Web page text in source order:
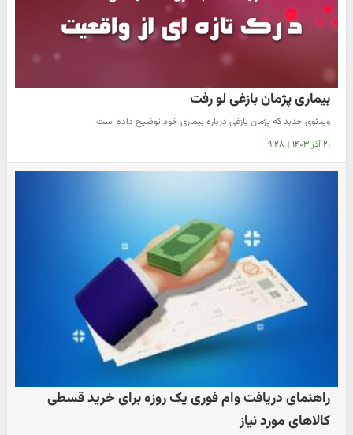
بیماری پژمان بازغی لو رفت
ویدئوی جدید که پژمان بازغی درباره بیماری خود توضیح داده است.
۲۱ آذر ۱۴۰۳ | ۹:۲۸
راهنمای دریافت وام فوری یک روزه برای خرید قسطی
کالاهای مورد نیاز